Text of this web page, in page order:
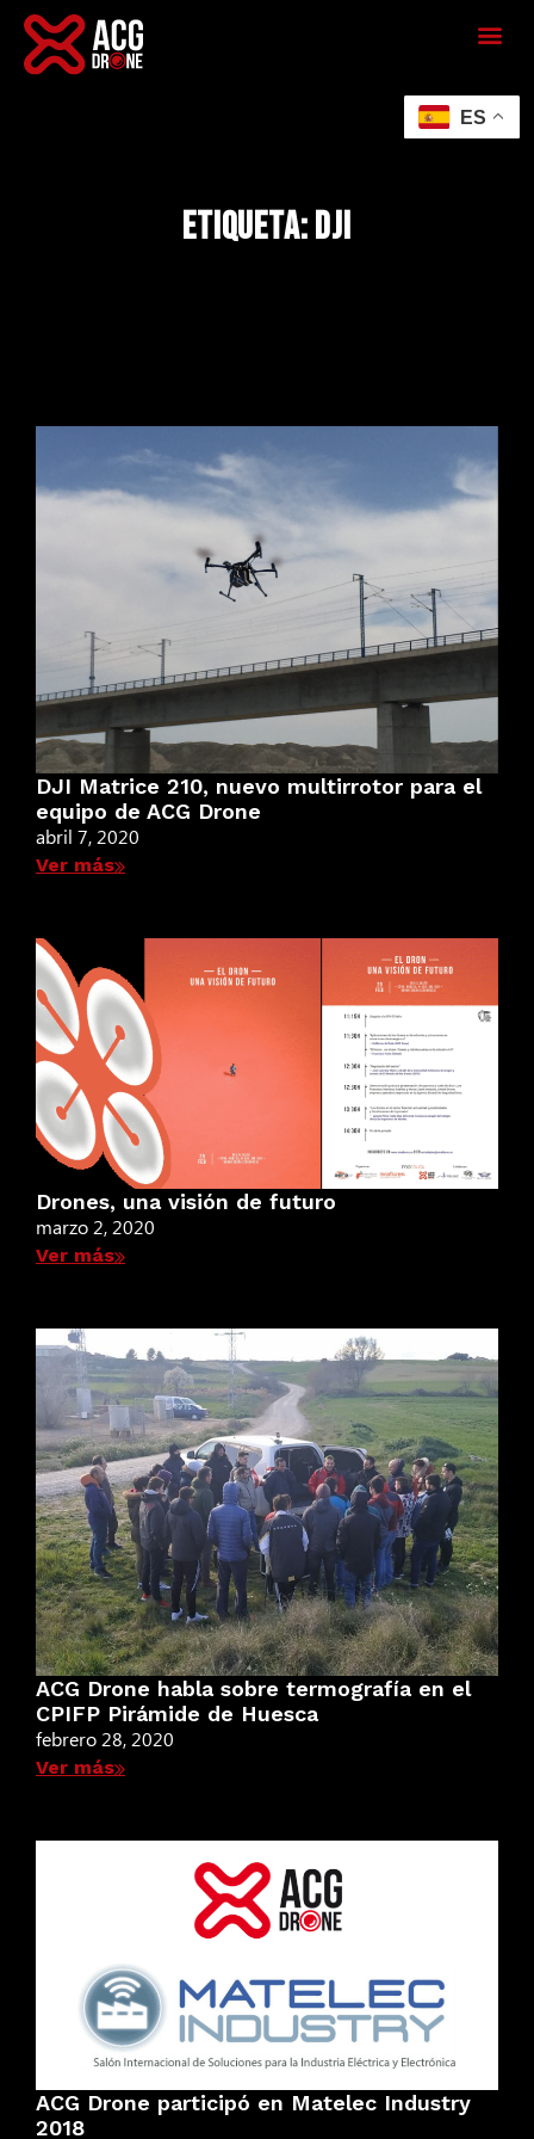
Etiqueta: Dji
DJI Matrice 210, nuevo multirrotor para el
equipo de ACG Drone
abril 7, 2020
Ver más
Drones, una visión de futuro
marzo 2, 2020
Ver más
ACG Drone habla sobre termografía en el
CPIFP Pirámide de Huesca
febrero 28, 2020
Ver más
ACG Drone participó en Matelec Industry
2018
ES